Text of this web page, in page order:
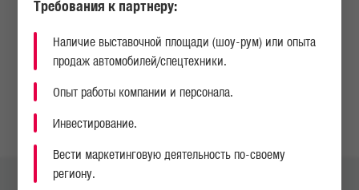
НАЙТИ СЕРВИСНЫЙ ЦЕНТР ИЛИ ДИЛЕРА
Требования к партнеру:
Наличие выставочной площади (шоу-рум) или опыта
продаж автомобилей/спецтехники.
Опыт работы компании и персонала.
Инвестирование.
Вести маркетинговую деятельность по-своему
региону.